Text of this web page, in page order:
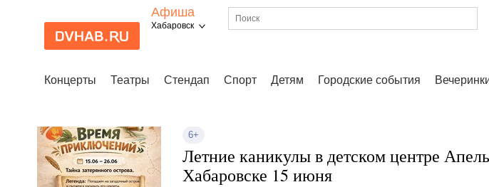
Афиша
Хабаровск
Концерты Театры Стендап Спорт Детям Городские события
6+
Летние каникулы в детском центре
Хабаровске 15 июня